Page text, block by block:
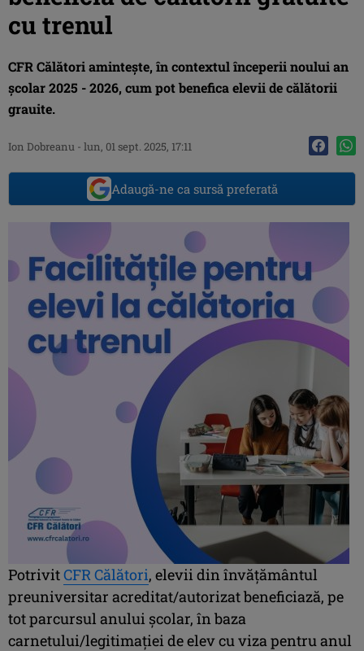
cu trenul
CFR Călători amintește, în contextul începerii noului an
școlar 2025 - 2026, cum pot benefica elevii de călătorii
grauite.
Ion Dobreanu - lun, 01 sept. 2025, 17:11
Adaugă-ne ca sursă preferată
PotrivitCFR Călători, elevii din învăţământul
preuniversitar acreditat/autorizat beneficiază, pe
tot parcursul anului școlar, în baza
carnetului/legitimației de elev cu viza pentru anul